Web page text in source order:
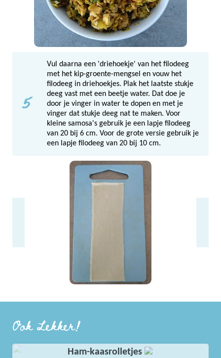
5
Vul daarna een 'driehoekje' van het filodeeg
met het kip-groente-mengsel en vouw het
filodeeg in driehoekjes. Plak het laatste stukje
deeg vast met een beetje water. Dat doe je
door je vinger in water te dopen en met je
vinger dat stukje deeg nat te maken. Voor
kleine samosa's gebruik je een lapje filodeeg
van 20 bij 6 cm. Voor de grote versie gebruik je
een lapje filodeeg van 20 bij 10 cm.
6
Bak de samosa's gedurende 20 minuten op
Draai ze halverwege om. Voor een meer
gebruinde versie kun je een bakplaat wat
bekleden.
Ook Lekker!
Ham-kaasrolletjes